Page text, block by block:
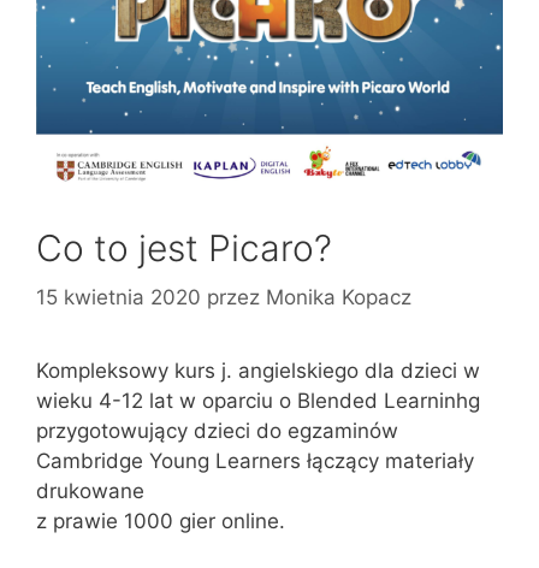
Co to jest Picaro?
15 kwietnia 2020 przez Monika Kopacz
Kompleksowy kurs j. angielskiego dla dzieci w
wieku 4-12 lat w oparciu o Blended Learninhg
przygotowujący dzieci do egzaminów
Cambridge Young Learners łączący materiały
drukowane
z prawie 1000 gier online.